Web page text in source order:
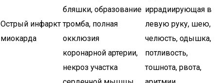
Острый инфаркт
миокарда
бляшки, образование
тромба, полная
окклюзия
коронарной артерии,
некроз участка
иррадиирующая в
левую руку, шею,
челюсть, одышка,
потливость,
тошнота, рвота,